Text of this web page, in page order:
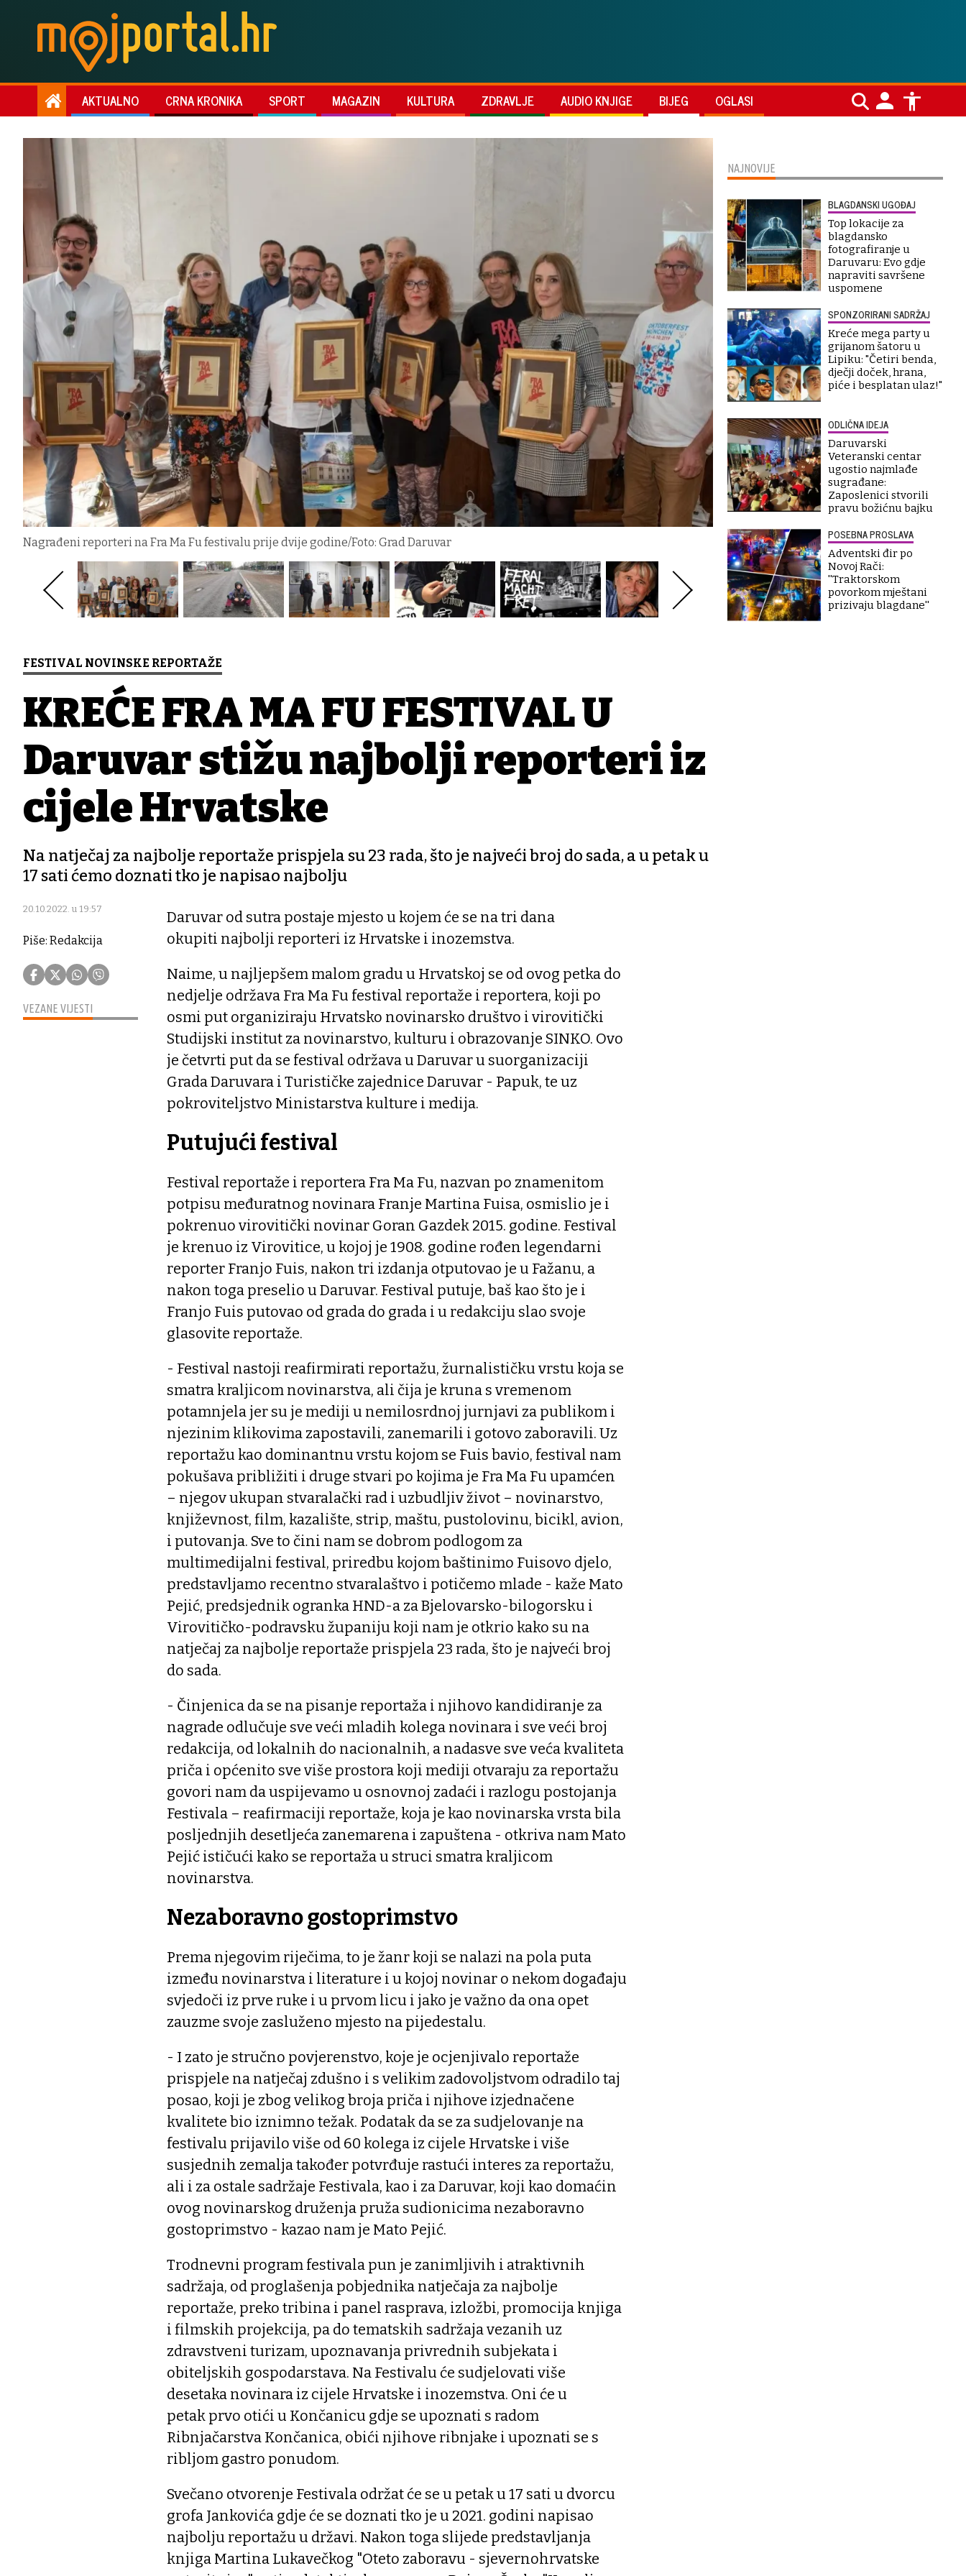
AKTUALNO CRNA KRONIKA SPORT MAGAZIN KULTURA ZDRAVLJE AUDIO KNJIGE BIJEG OGLASI
Nagrađeni reporteri na Fra Ma Fu festivalu prije dvije godine/Foto: Grad Daruvar
FESTIVAL NOVINSKE REPORTAŽE
KREĆE FRA MA FU FESTIVAL U
Daruvar stižu najbolji reporteri iz
cijele Hrvatske
Na natječaj za najbolje reportaže prispjela su 23 rada, što je najveći broj do sada, a u petak u
17 sati ćemo doznati tko je napisao najbolju
20.10.2022. u 19:57
Piše: Redakcija
VEZANE VIJESTI
Daruvar od sutra postaje mjesto u kojem će se na tri dana
okupiti najbolji reporteri iz Hrvatske i inozemstva.
Naime, u najljepšem malom gradu u Hrvatskoj se od ovog petka do
nedjelje održava Fra Ma Fu festival reportaže i reportera, koji po
osmi put organiziraju Hrvatsko novinarsko društvo i virovitički
Studijski institut za novinarstvo, kulturu i obrazovanje SINKO. Ovo
je četvrti put da se festival održava u Daruvar u suorganizaciji
Grada Daruvara i Turističke zajednice Daruvar - Papuk, te uz
pokroviteljstvo Ministarstva kulture i medija.
Putujući festival
Festival reportaže i reportera Fra Ma Fu, nazvan po znamenitom
potpisu međuratnog novinara Franje Martina Fuisa, osmislio je i
pokrenuo virovitički novinar Goran Gazdek 2015. godine. Festival
je krenuo iz Virovitice, u kojoj je 1908. godine rođen legendarni
reporter Franjo Fuis, nakon tri izdanja otputovao je u Fažanu, a
nakon toga preselio u Daruvar. Festival putuje, baš kao što je i
Franjo Fuis putovao od grada do grada i u redakciju slao svoje
glasovite reportaže.
- Festival nastoji reafirmirati reportažu, žurnalističku vrstu koja se
smatra kraljicom novinarstva, ali čija je kruna s vremenom
potamnjela jer su je mediji u nemilosrdnoj jurnjavi za publikom i
njezinim klikovima zapostavili, zanemarili i gotovo zaboravili. Uz
reportažu kao dominantnu vrstu kojom se Fuis bavio, festival nam
pokušava približiti i druge stvari po kojima je Fra Ma Fu upamćen
– njegov ukupan stvaralački rad i uzbudljiv život – novinarstvo,
književnost, film, kazalište, strip, maštu, pustolovinu, bicikl, avion,
i putovanja. Sve to čini nam se dobrom podlogom za
multimedijalni festival, priredbu kojom baštinimo Fuisovo djelo,
predstavljamo recentno stvaralaštvo i potičemo mlade - kaže Mato
Pejić, predsjednik ogranka HND-a za Bjelovarsko-bilogorsku i
Virovitičko-podravsku županiju koji nam je otkrio kako su na
natječaj za najbolje reportaže prispjela 23 rada, što je najveći broj
do sada.
- Činjenica da se na pisanje reportaža i njihovo kandidiranje za
nagrade odlučuje sve veći mladih kolega novinara i sve veći broj
redakcija, od lokalnih do nacionalnih, a nadasve sve veća kvaliteta
priča i općenito sve više prostora koji mediji otvaraju za reportažu
govori nam da uspijevamo u osnovnoj zadaći i razlogu postojanja
Festivala – reafirmaciji reportaže, koja je kao novinarska vrsta bila
posljednjih desetljeća zanemarena i zapuštena - otkriva nam Mato
Pejić ističući kako se reportaža u struci smatra kraljicom
novinarstva.
Nezaboravno gostoprimstvo
Prema njegovim riječima, to je žanr koji se nalazi na pola puta
između novinarstva i literature i u kojoj novinar o nekom događaju
svjedoči iz prve ruke i u prvom licu i jako je važno da ona opet
zauzme svoje zasluženo mjesto na pijedestalu.
- I zato je stručno povjerenstvo, koje je ocjenjivalo reportaže
prispjele na natječaj zdušno i s velikim zadovoljstvom odradilo taj
posao, koji je zbog velikog broja priča i njihove izjednačene
kvalitete bio iznimno težak. Podatak da se za sudjelovanje na
festivalu prijavilo više od 60 kolega iz cijele Hrvatske i više
susjednih zemalja također potvrđuje rastući interes za reportažu,
ali i za ostale sadržaje Festivala, kao i za Daruvar, koji kao domaćin
ovog novinarskog druženja pruža sudionicima nezaboravno
gostoprimstvo - kazao nam je Mato Pejić.
Trodnevni program festivala pun je zanimljivih i atraktivnih
sadržaja, od proglašenja pobjednika natječaja za najbolje
reportaže, preko tribina i panel rasprava, izložbi, promocija knjiga
i filmskih projekcija, pa do tematskih sadržaja vezanih uz
zdravstveni turizam, upoznavanja privrednih subjekata i
obiteljskih gospodarstava. Na Festivalu će sudjelovati više
desetaka novinara iz cijele Hrvatske i inozemstva. Oni će u
petak prvo otići u Končanicu gdje se upoznati s radom
Ribnjačarstva Končanica, obići njihove ribnjake i upoznati se s
ribljom gastro ponudom.
Svečano otvorenje Festivala održat će se u petak u 17 sati u dvorcu
grofa Jankovića gdje će se doznati tko je u 2021. godini napisao
najbolju reportažu u državi. Nakon toga slijede predstavljanja
knjiga Martina Lukavečkog "Oteto zaboravu - sjevernohrvatske
NAJNOVIJE
BLAGDANSKI UGOĐAJ
Top lokacije za
blagdansko
fotografiranje u
Daruvaru: Evo gdje
napraviti savršene
uspomene
SPONZORIRANI SADRŽAJ
Kreće mega party u
grijanom šatoru u
Lipiku: "Četiri benda,
dječji doček, hrana,
piće i besplatan ulaz!"
ODLIČNA IDEJA
Daruvarski
Veteranski centar
ugostio najmlađe
sugrađane:
Zaposlenici stvorili
pravu božićnu bajku
POSEBNA PROSLAVA
Adventski đir po
Novoj Rači:
''Traktorskom
povorkom mještani
prizivaju blagdane''